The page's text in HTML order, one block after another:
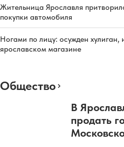
Жительница Ярославля
покупки автомобиля
Ногами по лицу: осужден
ярославском магазине
Общество
В
продать